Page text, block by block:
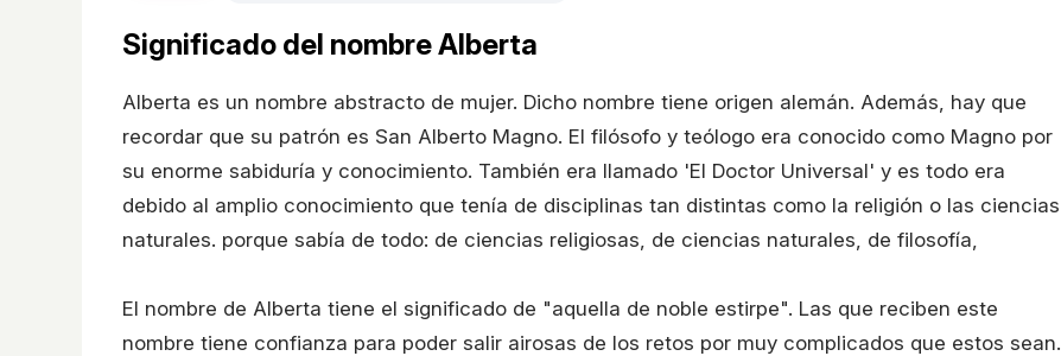
Significado del nombre Alberta
Alberta es un nombre abstracto de mujer. Dicho nombre tiene origen alemán. Además, hay que
recordar que su patrón es San Alberto Magno. El filósofo y teólogo era conocido como Magno por
su enorme sabiduría y conocimiento. También era llamado 'El Doctor Universal' y es todo era
debido al amplio conocimiento que tenía de disciplinas tan distintas como la religión o las ciencias
naturales. porque sabía de todo: de ciencias religiosas, de ciencias naturales, de filosofía,
El nombre de Alberta tiene el significado de "aquella de noble estirpe". Las que reciben este
nombre tiene confianza para poder salir airosas de los retos por muy complicados que estos sean.